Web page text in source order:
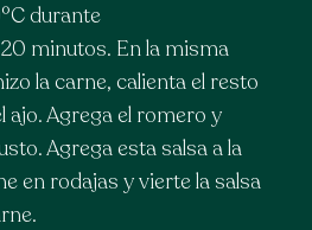
argument
array|object,
domains/
flor-de-
durante
minutos. En la misma
la carne, calienta el resto
ajo. Agrega el romero y
Agrega esta salsa a la
en rodajas y vierte la salsa